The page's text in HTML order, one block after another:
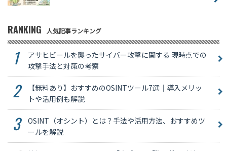
RANKING 人気記事ランキング
アサヒビールを襲ったサイバー攻撃に関する 現時点での
攻撃手法と対策の考察
【無料あり】おすすめのOSINTツール7選｜導入メリッ
トや活用例も解説
OSINT（オシント）とは？手法や活用方法、おすすめツ
ールを解説